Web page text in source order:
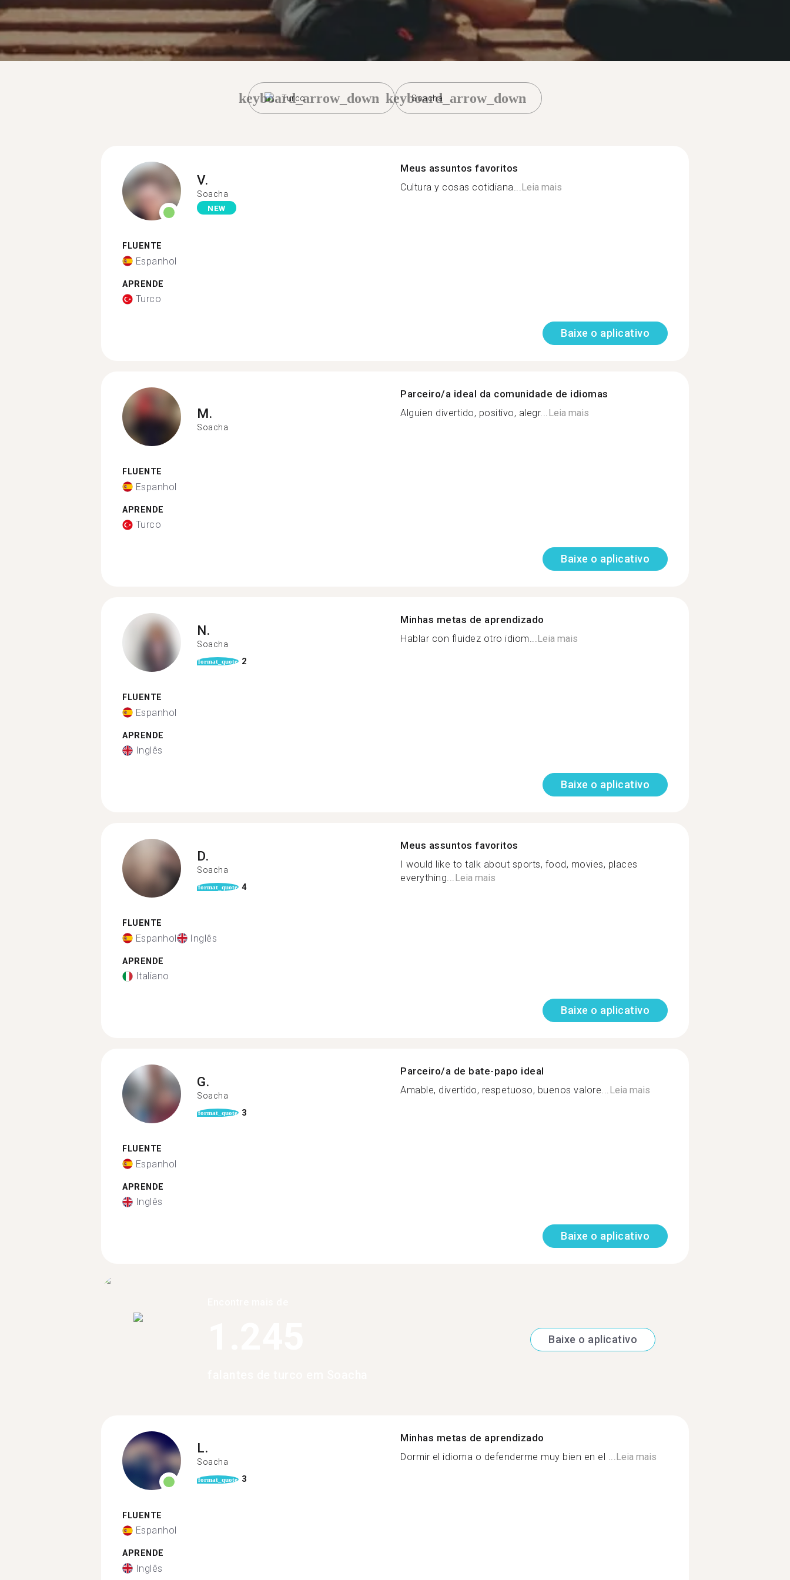
Turco
keyboard_arrow_down Soacha
keyboard_arrow_down
V.
Soacha
NEW
FLUENTE
Espanhol
APRENDE
Turco
Meus assuntos favoritos
Cultura y cosas cotidiana...Leia mais
Baixe o aplicativo
M.
Soacha
FLUENTE
Espanhol
APRENDE
Turco
Parceiro/a ideal da comunidade de idiomas
Alguien divertido, positivo, alegr...Leia mais
Baixe o aplicativo
N.
Soacha
format_quote 2
FLUENTE
Espanhol
APRENDE
Inglês
Minhas metas de aprendizado
Hablar con fluidez otro idiom...Leia mais
Baixe o aplicativo
D.
Soacha
format_quote 4
FLUENTE
Espanhol Inglês
APRENDE
Italiano
Meus assuntos favoritos
I would like to talk about sports, food, movies, places
everything...Leia mais
Baixe o aplicativo
G.
Soacha
format_quote 3
FLUENTE
Espanhol
APRENDE
Inglês
Parceiro/a de bate-papo ideal
Amable, divertido, respetuoso, buenos valore...Leia mais
Baixe o aplicativo
Baixe o aplicativo
L.
Soacha
format_quote 3
FLUENTE
Espanhol
APRENDE
Inglês
Minhas metas de aprendizado
Dormir el idioma o defenderme muy bien en el ... Leia mais